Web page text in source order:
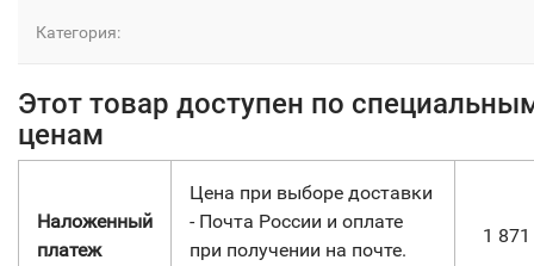
Категория:
Этот товар доступен по
ценам
Наложенный
платеж
Цена при выборе доставки
- Почта России и оплате
при получении на почте.
1 871